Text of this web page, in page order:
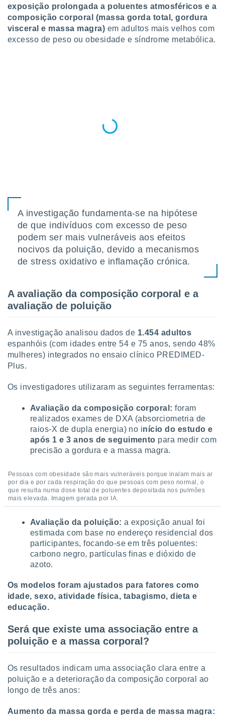
o
no
como
um perfil
lhe
site
caso,
para
navegação
não
ou
de
ao
através
para
e
como a
este sitio
IP e
possam
seus
exposição prolongada a poluentes atmosféricos e a
composição corporal (massa gorda total, gordura
visceral e massa magra) em adultos mais velhos com
excesso de peso ou obesidade e síndrome metabólica.
A investigação fundamenta-se na hipótese
de que indivíduos com excesso de peso
podem ser mais vulneráveis aos efeitos
nocivos da poluição, devido a mecanismos
de stress oxidativo e inflamação crónica.
A avaliação da composição corporal e a
avaliação de poluição
A investigação analisou dados de 1.454 adultos
espanhóis (com idades entre 54 e 75 anos, sendo 48%
mulheres) integrados no ensaio clínico PREDIMED-
Plus.
Os investigadores utilizaram as seguintes ferramentas:
Avaliação da composição corporal: foram
realizados exames de DXA (absorciometria de
raios-X de dupla energia) no início do estudo e
após 1 e 3 anos de seguimento para medir com
precisão a gordura e a massa magra.
Pessoas com obesidade são mais vulneráveis porque inalam mais ar
por dia e por cada respiração do que pessoas com peso normal, o
que resulta numa dose total de poluentes depositada nos pulmões
mais elevada. Imagem gerada por IA.
Avaliação da poluição: a exposição anual foi
estimada com base no endereço residencial dos
participantes, focando-se em três poluentes:
carbono negro, partículas finas e dióxido de
azoto.
Os modelos foram ajustados para fatores como
idade, sexo, atividade física, tabagismo, dieta e
educação.
Será que existe uma associação entre a
poluição e a massa corporal?
Os resultados indicam uma associação clara entre a
poluição e a deterioração da composição corporal ao
longo de três anos:
Aumento da massa gorda e perda de massa magra: